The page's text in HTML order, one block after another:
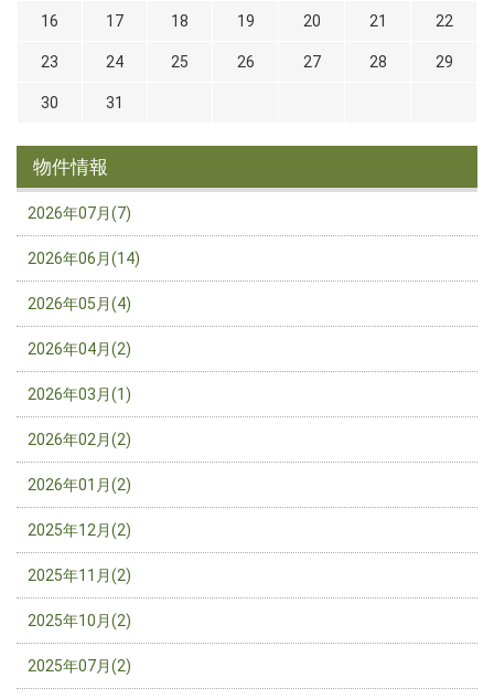
16 17 18 19 20 21 22
23 24 25 26 27 28 29
30 31
物件情報
2026年07月(7)
2026年06月(14)
2026年05月(4)
2026年04月(2)
2026年03月(1)
2026年02月(2)
2026年01月(2)
2025年12月(2)
2025年11月(2)
2025年10月(2)
2025年07月(2)